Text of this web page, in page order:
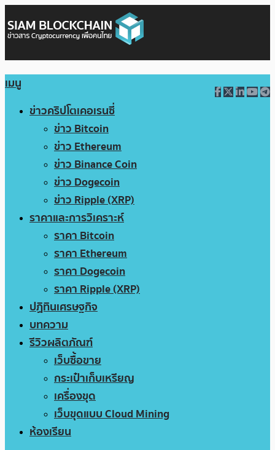
เมนู
ข่าวคริปโตเคอเรนซี่
ข่าว Bitcoin
ข่าว Ethereum
ข่าว Binance Coin
ข่าว Dogecoin
ข่าว Ripple (XRP)
ราคาและการวิเคราะห์
ราคา Bitcoin
ราคา Ethereum
ราคา Dogecoin
ราคา Ripple (XRP)
ปฏิทินเศรษฐกิจ
บทความ
รีวิวผลิตภัณฑ์
เว็บซื้อขาย
กระเป๋าเก็บเหรียญ
เครื่องขุด
เว็บขุดแบบ Cloud Mining
ห้องเรียน